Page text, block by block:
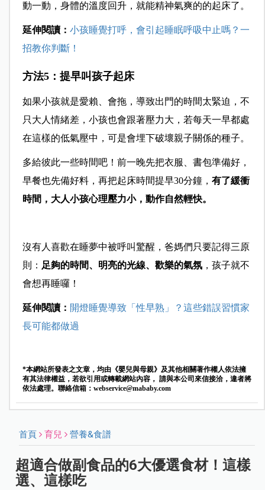
動一動，身體的溫度回升，就能精神氣爽的的起床了。
延伸閱讀： 小孩睡覺打呼，會引起睡眠呼吸中止嗎？一
招教你判斷！
方法5：提早叫孩子起床
如果小孩就是愛賴、會拖，導致出門的時間太緊迫，不
只大人情緒差，小孩也會跟著壓力大，若每天一早都處
在這樣的低氣壓中，可是會埋下破壞親子關係的種子。
多給彼此一些時間吧！前一晚先把衣服、書包準備好，
早餐也先備好料，再把起床時間提早30分鐘， 有了緩衝
時間，大人小孩心理壓力小，動作自然輕快。
沒有人喜歡在睡夢中被呼叫驚醒，爸媽們只要記得三原
則： 足夠的時間、明亮的光線、歡樂的氣氛，孩子就不
會想再睡囉！
延伸閱讀： 開燈睡覺導致「性早熟」？這些錯誤習慣家
長可能都做過
*本網站所發表之文章，均由《嬰兒與母親》及其他相關著作權人依法擁
有其法律權益，若欲引用或轉載網站內容， 請與本公司來信接洽，違者將
依法處理。聯絡信箱： webservice@mababy.com
首頁 育兒 營養&食譜
超適合做副食品的6大優選食材！這樣
選、這樣吃